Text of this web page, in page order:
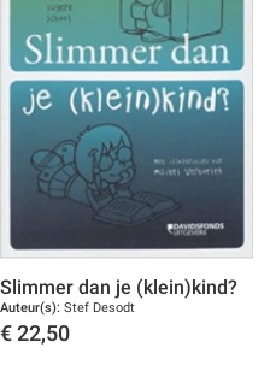
Slimmer dan je (klein)kind?
Auteur(s): Stef Desodt
€ 22,50